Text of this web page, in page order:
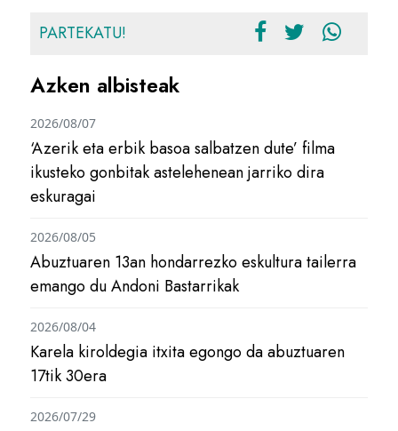
PARTEKATU!
Azken albisteak
‘Azerik eta erbik basoa salbatzen dute’ filma
ikusteko gonbitak astelehenean jarriko dira
eskuragai
2026/08/07
Abuztuaren 13an hondarrezko eskultura tailerra
emango du Andoni Bastarrikak
2026/08/05
Karela kiroldegia itxita egongo da abuztuaren
17tik 30era
2026/08/04
2026/07/29